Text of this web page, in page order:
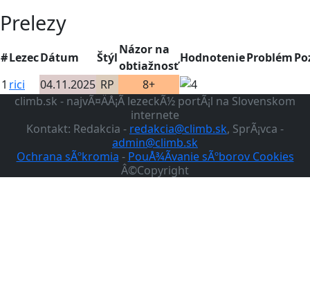
Prelezy
#LezecDátum Štýl
Názor na
obtiažnosť
HodnotenieProblém
1 rici 04.11.2025 RP
8+
climb.sk - najvÃ¤ÄÅ¡Ã­ lezeckÃ½ portÃ¡l na Slovenskom
internete
Kontakt: Redakcia - redakcia@climb.sk, SprÃ¡vca -
admin@climb.sk
Ochrana sÃºkromia - PouÅ¾Ã­vanie sÃºborov Cookies
Â©Copyright